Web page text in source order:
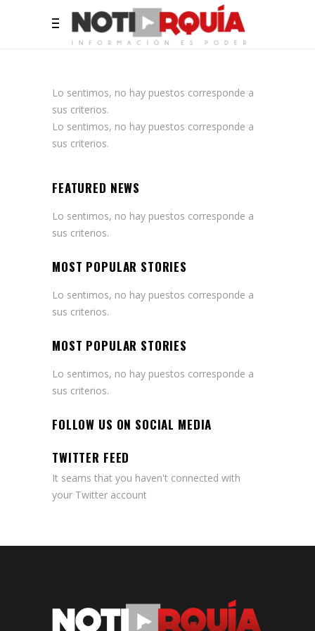
Lo sentimos, no hay puestos corresponde a
sus criterios.
Lo sentimos, no hay puestos corresponde a
sus criterios.
FEATURED NEWS
Lo sentimos, no hay puestos corresponde a
sus criterios.
MOST POPULAR STORIES
Lo sentimos, no hay puestos corresponde a
sus criterios.
MOST POPULAR STORIES
Lo sentimos, no hay puestos corresponde a
sus criterios.
FOLLOW US ON SOCIAL MEDIA
TWITTER FEED
It seams that you haven't connected with
your Twitter account